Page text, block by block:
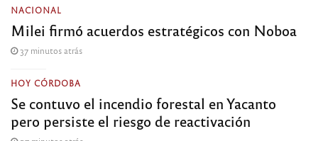
NACIONAL
Milei firmó acuerdos estratégicos con Noboa
37 minutos atrás
HOY CÓRDOBA
Se contuvo el incendio forestal en Yacanto
pero persiste el riesgo de reactivación